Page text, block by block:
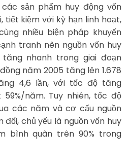
sản phẩm huy động vốn
tiết kiệm với kỳ hạn linh hoạt,
nhiều biện pháp khuyến
tranh nên nguồn vốn huy
nhanh trong giai đoạn
năm 2005 tăng lên 1.678
4,6 lần, với tốc độ tăng
năm. Tuy nhiên, tốc độ
các năm và cơ cấu nguồn
chủ yếu là nguồn vốn huy
bình quân trên 90% trong